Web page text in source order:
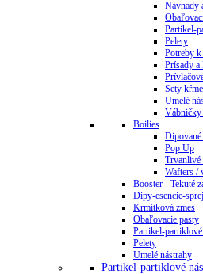
Návnady
Partikel-
Pelety
Potreby
Prísady a
Sety
Umelé
Vábničky
Boilies
Pop Up
Trvanlivé
Wafters /
Booster - Tekuté
Dipy-esencie-
Krmítková zmes
Obaľovacie pasty
Partikel-
Pelety
Umelé nástrahy
Partikel-partiklové